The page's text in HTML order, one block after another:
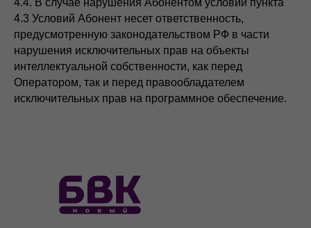
4.4. В случае нарушения Абонентом условий пункта
4.3 Условий Абонент несет ответственность,
предусмотренную законодательством РФ в части
нарушения исключительных прав на объекты
интеллектуальной собственности, как перед
Оператором, так и перед правообладателем
исключительных прав на программное обеспечение.